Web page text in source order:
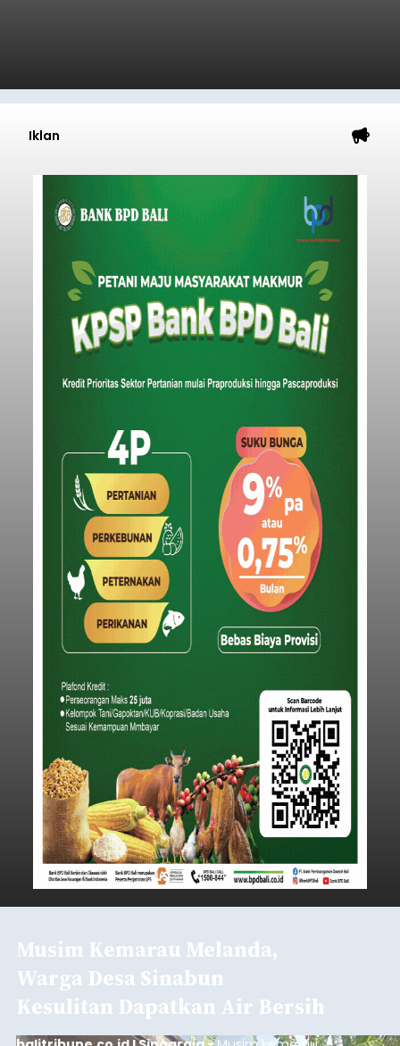
Iklan
Musim Kemarau Melanda,
Warga Desa Sinabun
Kesulitan Dapatkan Air Bersih